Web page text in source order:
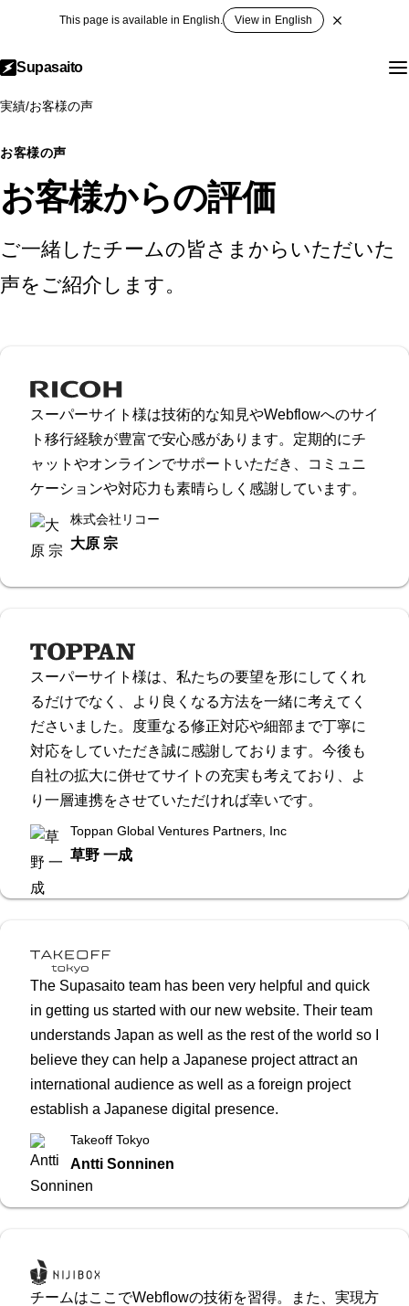
This page is available in English. View in English
Supasaito
実績/お客様の声
お客様の声
お客様からの評価
ご一緒したチームの皆さまからいただいた
声をご紹介します。
スーパーサイト様は技術的な知見やWebflowへのサイ
ト移行経験が豊富で安心感があります。定期的にチ
ャットやオンラインでサポートいただき、コミュニ
ケーションや対応力も素晴らしく感謝しています。
株式会社リコー
大原 宗
スーパーサイト様は、私たちの要望を形にしてくれ
るだけでなく、より良くなる方法を一緒に考えてく
ださいました。度重なる修正対応や細部まで丁寧に
対応をしていただき誠に感謝しております。今後も
自社の拡大に併せてサイトの充実も考えており、よ
り一層連携をさせていただければ幸いです。
Toppan Global Ventures Partners, Inc
草野 一成
The Supasaito team has been very helpful and quick
in getting us started with our new website. Their team
understands Japan as well as the rest of the world so I
believe they can help a Japanese project attract an
international audience as well as a foreign project
establish a Japanese digital presence.
Takeoff Tokyo
Antti Sonninen
チームはここでWebflowの技術を習得。また、実現方